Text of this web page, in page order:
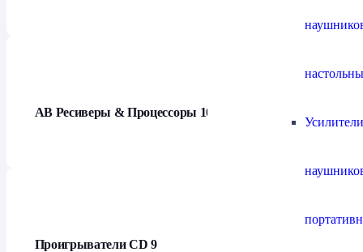
АВ Ресиверы & Процессоры 10
Проигрыватели СD9